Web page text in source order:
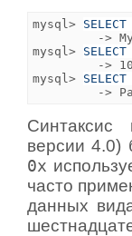
mysql>
->
mysql>
         -> 10
mysql>
версии 4.0)
0x
часто
данных